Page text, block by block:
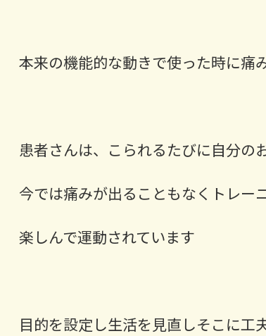
本来の機能的な動きで使った時に痛
患者さんは、こられるたびに自分の
今では痛みが出ることもなくトレー
楽しんで運動されています
目的を設定し生活を見直しそこに工